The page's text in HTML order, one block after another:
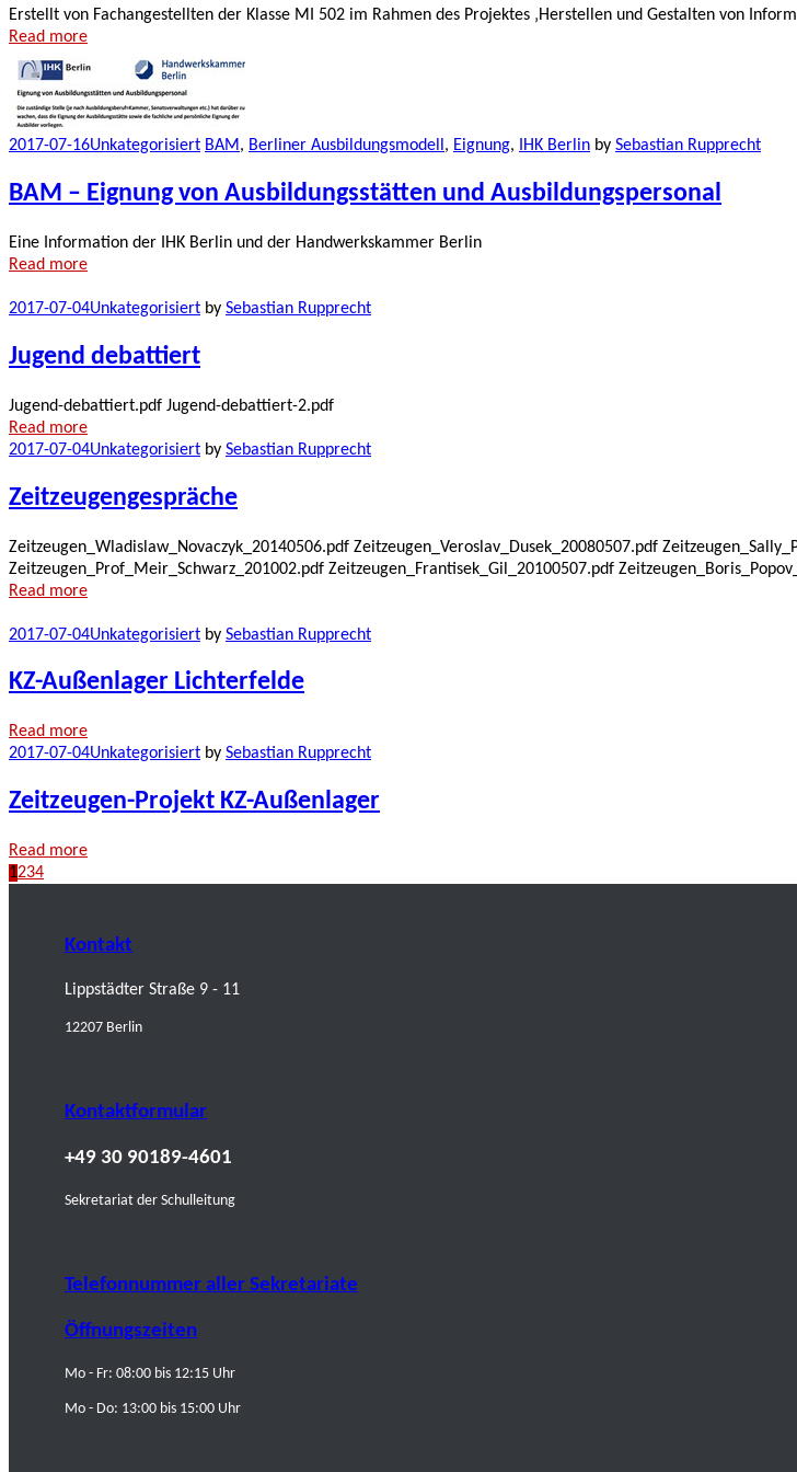
Erstellt von Fachangestellten der Klasse MI 502 im Rahmen des Projektes ‚Herstellen und Gestalten von
Read more
2017-07-16Unkategorisiert BAM, Berliner Ausbildungsmodell , Eignung, IHK Berlin by Sebastian Rupprecht
BAM – Eignung von Ausbildungsstätten und Ausbildungspersonal
Eine Information der IHK Berlin und der Handwerkskammer Berlin
Read more
2017-07-04Unkategorisiert by Sebastian Rupprecht
Jugend debattiert
Jugend-debattiert.pdf Jugend-debattiert-2.pdf
Read more
2017-07-04Unkategorisiert by Sebastian Rupprecht
Zeitzeugengespräche
Zeitzeugen_Wladislaw_Novaczyk_20140506.pdf Zeitzeugen_Veroslav_Dusek_20080507.pdf
Zeitzeugen_Prof_Meir_Schwarz_201002.pdf Zeitzeugen_Frantisek_Gil_20100507.pdf
Read more
2017-07-04Unkategorisiert by Sebastian Rupprecht
KZ-Außenlager Lichterfelde
Read more
2017-07-04Unkategorisiert by Sebastian Rupprecht
Zeitzeugen-Projekt KZ-Außenlager
Read more
1234
Kontakt
Lippstädter Straße 9 - 11
12207 Berlin
Kontaktformular
+49 30 90189-4601
Sekretariat der Schulleitung
Telefonnummer aller Sekretariate
Öffnungszeiten
Mo - Fr: 08:00 bis 12:15 Uhr
Mo - Do: 13:00 bis 15:00 Uhr